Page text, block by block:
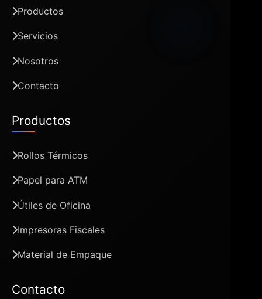
Productos
Servicios
Nosotros
Contacto
Productos
Rollos Térmicos
Papel para ATM
Útiles de Oficina
Impresoras Fiscales
Material de Empaque
Contacto